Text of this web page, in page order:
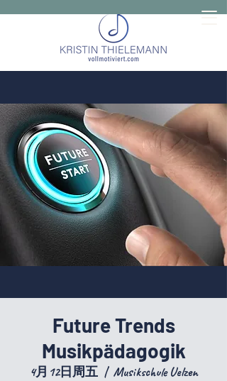
Future Trends
Musikpädagogik
4月12日周五
  |
Musikschule Uelzen